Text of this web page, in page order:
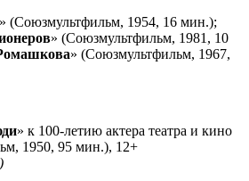
» (Союзмультфильм, 1954, 16 мин.);
» (Союзмультфильм, 1981, 10
» (Союзмультфильм, 1967,
» к 100-летию актера театра и кино
1950, 95 мин.), 12+